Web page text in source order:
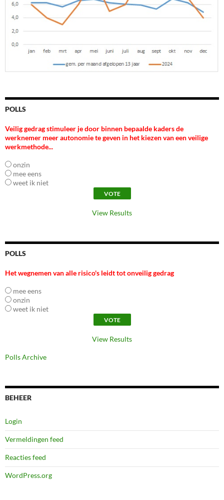
POLLS
Veilig gedrag stimuleer je door binnen bepaalde kaders de
werknemer meer autonomie te geven in het kiezen van een veilige
werkmethode...
onzin
mee eens
weet ik niet
View Results
POLLS
Het wegnemen van alle risico's leidt tot onveilig gedrag
mee eens
onzin
weet ik niet
View Results
Polls Archive
BEHEER
Login
Vermeldingen feed
Reacties feed
WordPress.org